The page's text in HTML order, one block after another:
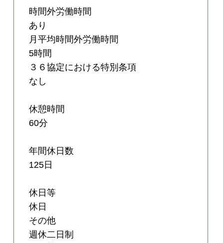
時間外労働時間
あり
月平均時間外労働時間
5時間
３６協定における特別条項
なし
休憩時間
60分
年間休日数
125日
休日等
休日
その他
週休二日制